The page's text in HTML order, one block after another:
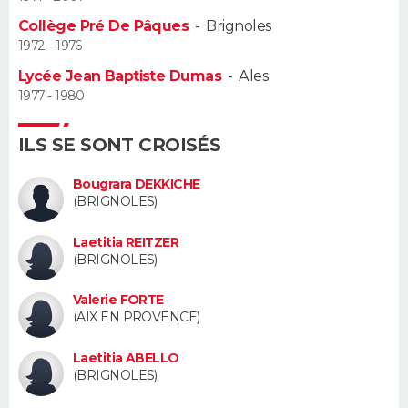
Alimentation
Guide de la santé
Maladies
Médicaments
Sommeil
VOYAGE
Destinations
City break
Voyage nature
Voyage de noces
Forum
Climat
+
PHOTO
GUIDES D'ACHAT
CARTE DE VOEUX
Carte de Noël
Carte Bonne année
Carte Saint-Valentin
Carte Pâques
Carte d'anniversaire
DICTIONNAIRE
Dictionnaire
Biographies
Citations
Expressions
Proverbes
PROGRAMME TV
COPAINS D'AVANT
S'inscrire
Se connecter
Lycées
Collèges
Primaires
Universités
Entreprises
Service militaire
Avis de recherche
AVIS DE DÉCÈS
Collège Pré De Pâques- Brignoles
1972 - 1976
Lycée Jean Baptiste Dumas-Ales
1977 - 1980
ILS SE SONT CROISÉS
Bougrara DEKKICHE
(BRIGNOLES)
Laetitia REITZER
(BRIGNOLES)
Valerie FORTE
(AIX EN PROVENCE)
Laetitia ABELLO
(BRIGNOLES)